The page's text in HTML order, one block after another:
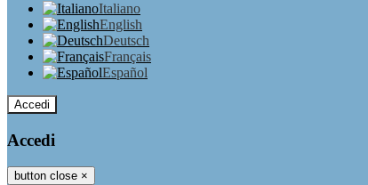
Italiano
English
Deutsch
Français
Español
Accedi
Accedi
button close ×